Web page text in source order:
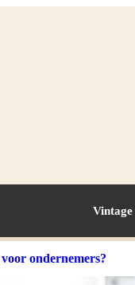
ondernemers?